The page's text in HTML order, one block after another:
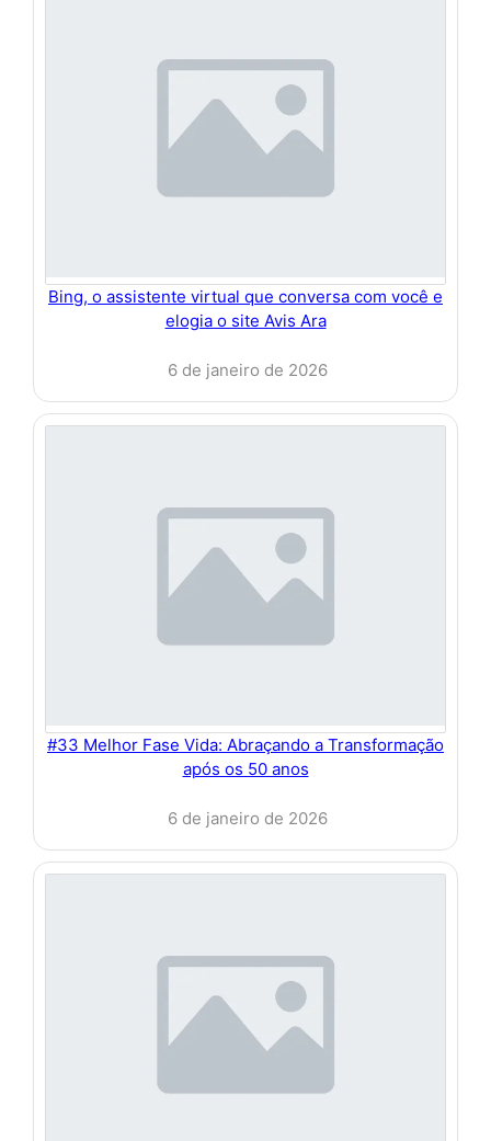
Bing, o assistente virtual que conversa com você e
elogia o site Avis Ara
6 de janeiro de 2026
#33 Melhor Fase Vida: Abraçando a Transformação
após os 50 anos
6 de janeiro de 2026